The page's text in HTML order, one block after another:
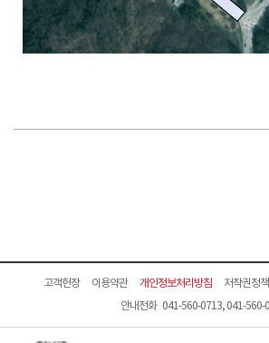
고객헌장 이용약관 개인정보처리방침 저작권정책
안내전화 041-560-0713, 041-560-